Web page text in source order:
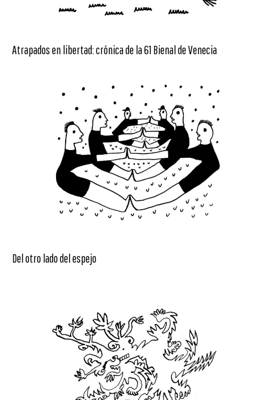
Atrapados en libertad: crónica de la 61 Bienal de Venecia
Del otro lado del espejo